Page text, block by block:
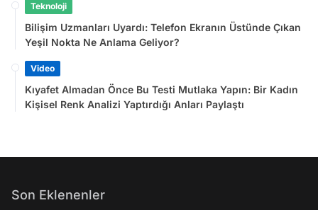
Teknoloji
Bilişim Uzmanları Uyardı: Telefon Ekranın Üstünde Çıkan
Yeşil Nokta Ne Anlama Geliyor?
Video
Kıyafet Almadan Önce Bu Testi Mutlaka Yapın: Bir Kadın
Kişisel Renk Analizi Yaptırdığı Anları Paylaştı
Son Eklenenler